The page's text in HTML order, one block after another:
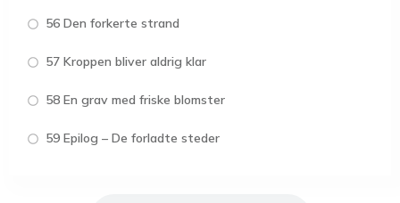
56 Den forkerte strand
57 Kroppen bliver aldrig klar
58 En grav med friske blomster
59 Epilog – De forladte steder